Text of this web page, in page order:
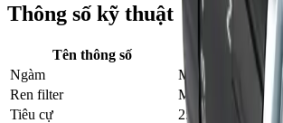
Thông số kỹ thuật
Tên thông số
Giá trị
Ngàm
M58×P0.75
Ren filter
M95×P1.0
Tiêu cự
25mm